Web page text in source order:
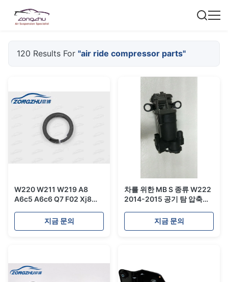
120 Results For "air ride compressor parts"
W220 W211 W219 A8
A6c5 A6c6 Q7 F02 Xj8
톤 링 수선 고침 장비 X8r45
지금 문의
차를 위한 MB S 종류 W222
2014-2015 공기 탐 압축기
지금 문의